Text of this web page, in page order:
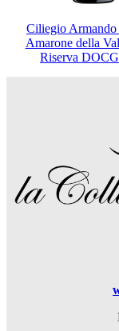
Ciliegio
Amarone della
Riserva DOCG